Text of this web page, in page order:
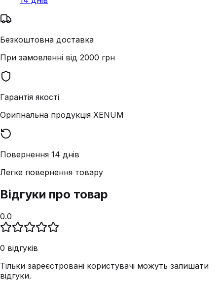
Безкоштовна доставка
При замовленні від 2000 грн
Гарантія якості
Оригінальна продукція XENUM
Повернення 14 днів
Легке повернення товару
Відгуки про товар
0.0
0 відгуків
Тільки зареєстровані користувачі можуть залишати
відгуки.